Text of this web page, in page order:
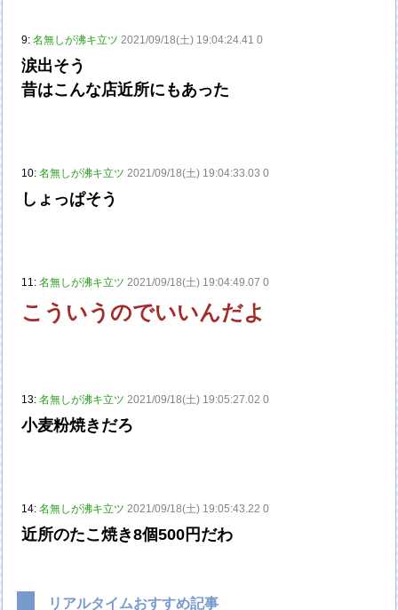
9:名無しが沸キ立ツ 2021/09/18(土) 19:04:24.41 0
涙出そう
昔はこんな店近所にもあった
10:名無しが沸キ立ツ 2021/09/18(土) 19:04:33.03 0
しょっぱそう
11:名無しが沸キ立ツ 2021/09/18(土) 19:04:49.07 0
こういうのでいいんだよ
13:名無しが沸キ立ツ 2021/09/18(土) 19:05:27.02 0
小麦粉焼きだろ
14:名無しが沸キ立ツ 2021/09/18(土) 19:05:43.22 0
近所のたこ焼き8個500円だわ
リアルタイムおすすめ記事